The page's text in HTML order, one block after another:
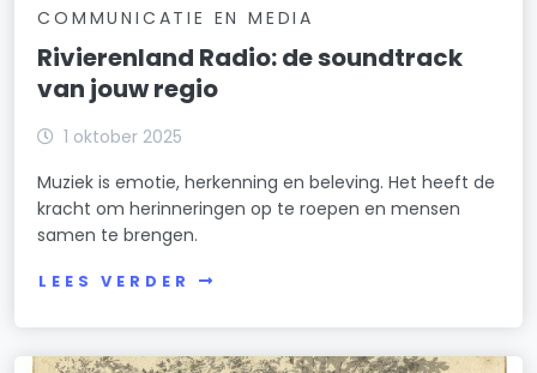
COMMUNICATIE EN MEDIA
Rivierenland Radio: de soundtrack
van jouw regio
1 oktober 2025
Muziek is emotie, herkenning en beleving. Het heeft de
kracht om herinneringen op te roepen en mensen
samen te brengen.
LEES VERDER